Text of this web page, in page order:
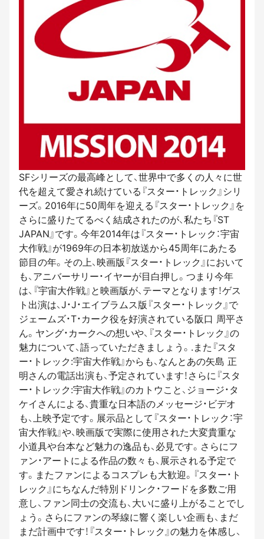
SFシリーズの最高峰として、世界中で多くの人々に世
代を超えて愛され続けている『スター・トレック』シリ
ーズ。2016年に50周年を迎える『スター・トレック』を
さらに盛りたてるべく結成されたのが、私たち『ST
JAPAN』です。今年2014年は『スター・トレック：宇宙
大作戦』が1969年の日本初放送から45周年にあたる
節目の年。その上、映画版『スター・トレック』において
も、アニバーサリー・イヤーが目白押し。つまり今年
は、『宇宙大作戦』と映画版が、テーマとなります！ゲス
ト出演は、J・J・エイブラムス版『スター・トレック』で
ジェームズ・T・カーク役を好演されている阪口 周平さ
ん。ヤング・カークへの想いや、『スター・トレック』の
魅力について、語っていただきましょう。.また『スタ
ー・トレック:宇宙大作戦』からも、なんとあの矢島 正
明さんの電話出演も、予定されています！さらに『スタ
ー・トレック:宇宙大作戦』のカトウこと、ジョージ・タ
ケイさんによる、貴重な日本語のメッセージ・ビデオ
も、上映予定です。展示品として『スター・トレック：宇
宙大作戦』や、映画版で実際に使用された大変貴重な
小道具や台本など魅力の逸品も、必見です。さらにフ
ァン・アートによる作品の数々も、展示される予定で
す。またファンによるコスプレも大歓迎。『スター・ト
レック』にちなんだ特別ドリンク・フードを多数ご用
意し、ファン同士の交流も、大いに盛り上がることでし
ょう。さらにファンの琴線に響く楽しい企画も、まだ
まだ計画中です！『スター・トレック』の魅力を体感し、